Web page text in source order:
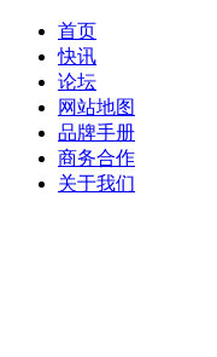
首页
快讯
论坛
网站地图
品牌手册
商务合作
关于我们